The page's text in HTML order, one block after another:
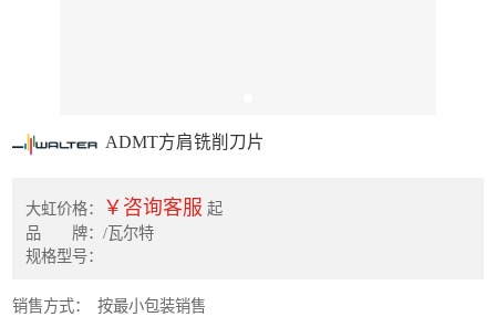
ADMT方肩铣削刀片
大虹价格： ￥咨询客服 起
品 牌：/瓦尔特
规格型号：
销售方式： 按最小包装销售